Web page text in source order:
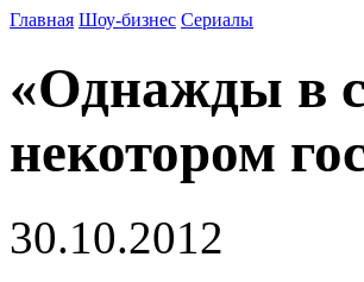
Главная Шоу-бизнес Сериалы
«Однажды в
некотором
30.10.2012